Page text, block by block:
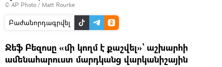
© AP Photo / Matt Rourke
Բաժանորդագրվել
Ջեֆ Բեզոսը «մի կողմ է քաշվել»` աշխարհի
ամենահարուստ մարդկանց վարկանիշային